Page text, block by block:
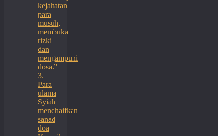
kejahatan
para
musuh,
membuka
rizki
dan
mengampuni
dosa.”
3.
Para
ulama
Syiah
mendhaifkan
sanad
doa